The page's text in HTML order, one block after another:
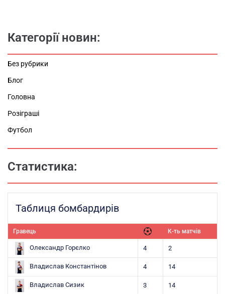
Категорії новин:
Без рубрики
Блог
Головна
Розіграші
Футбол
Статистика:
Таблиця бомбардирів
Гравець К-ть матчів
Олександр Горєлко 4 2
Владислав Константінов 4 14
Владислав Сизик 3 14